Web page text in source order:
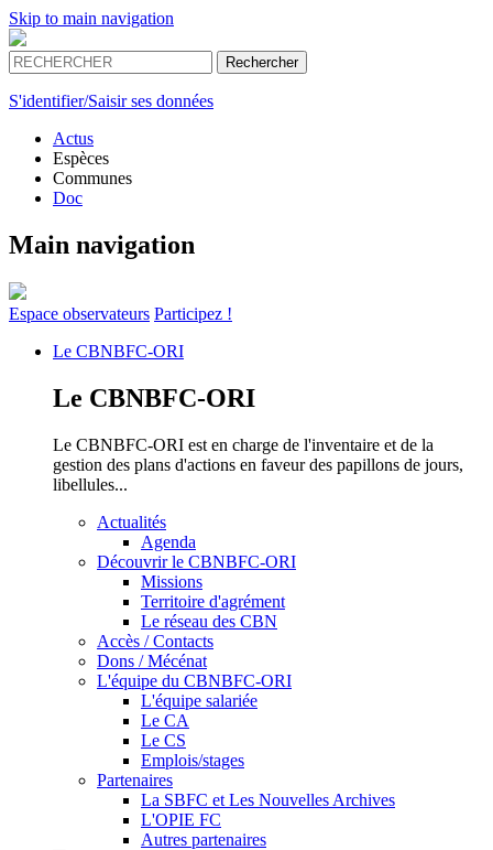
Skip to main navigation
S'identifier/Saisir ses données
Actus
Espèces
Communes
Doc
Main navigation
Espace observateurs Participez !
Le CBNBFC-ORI
Le CBNBFC-ORI
Le CBNBFC-ORI est en charge de l'inventaire et de la
gestion des plans d'actions en faveur des papillons de jours,
libellules...
Actualités
Agenda
Découvrir le CBNBFC-ORI
Missions
Territoire d'agrément
Le réseau des CBN
Accès / Contacts
Dons / Mécénat
L'équipe du CBNBFC-ORI
L'équipe salariée
Le CA
Le CS
Emplois/stages
Partenaires
La SBFC et Les Nouvelles Archives
L'OPIE FC
Autres partenaires